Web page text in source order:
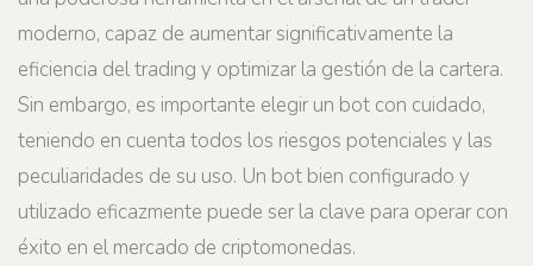
moderno, capaz de aumentar significativamente la
eficiencia del trading y optimizar la gestión de la cartera.
Sin embargo, es importante elegir un bot con cuidado,
teniendo en cuenta todos los riesgos potenciales y las
peculiaridades de su uso. Un bot bien configurado y
utilizado eficazmente puede ser la clave para operar con
éxito en el mercado de criptomonedas.